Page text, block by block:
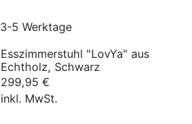
3-5 Werktage
Esszimmerstuhl "LovYa" aus
Echtholz, Schwarz
299,95€
inkl. MwSt.